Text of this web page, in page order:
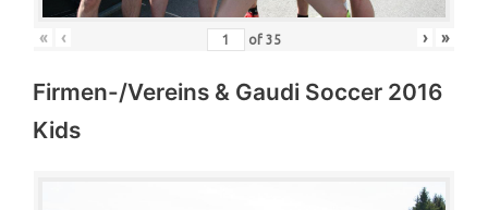
« ‹ of 35 › »
Firmen-/Vereins & Gaudi Soccer 2016
Kids